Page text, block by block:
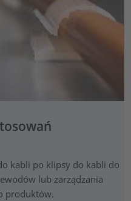
kabli po klipsy do kabli do
lub zarządzania
produktów.